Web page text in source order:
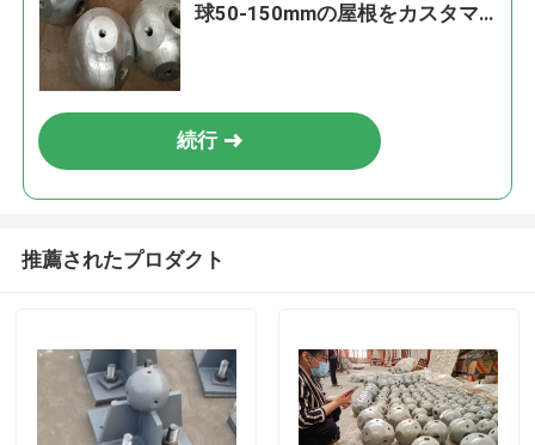
球50-150mmの屋根をカスタマ
続行
推薦されたプロダクト